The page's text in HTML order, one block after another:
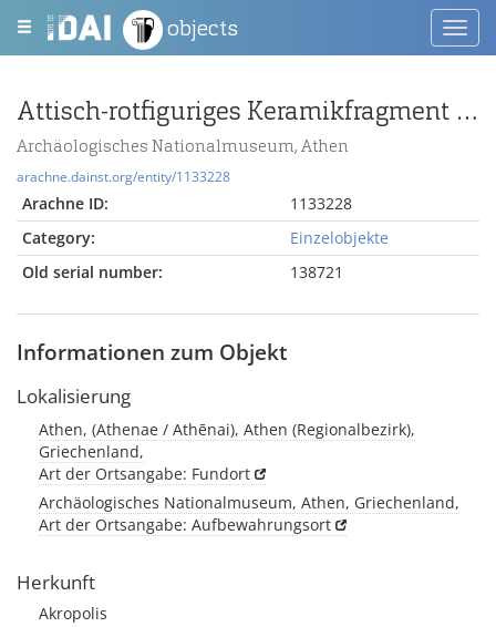
objects
Attisch-rotfiguriges Keramikfragment mit Köcher und Bogen
Archäologisches Nationalmuseum, Athen
arachne.dainst.org/entity/1133228
Arachne ID:
1133228
Category:
Einzelobjekte
Old serial number:
138721
Informationen zum Objekt
Lokalisierung
Athen, (Athenae / Athēnai), Athen (Regionalbezirk),
Griechenland,
Art der Ortsangabe: Fundort
Archäologisches Nationalmuseum, Athen, Griechenland,
Art der Ortsangabe: Aufbewahrungsort
Herkunft
Akropolis